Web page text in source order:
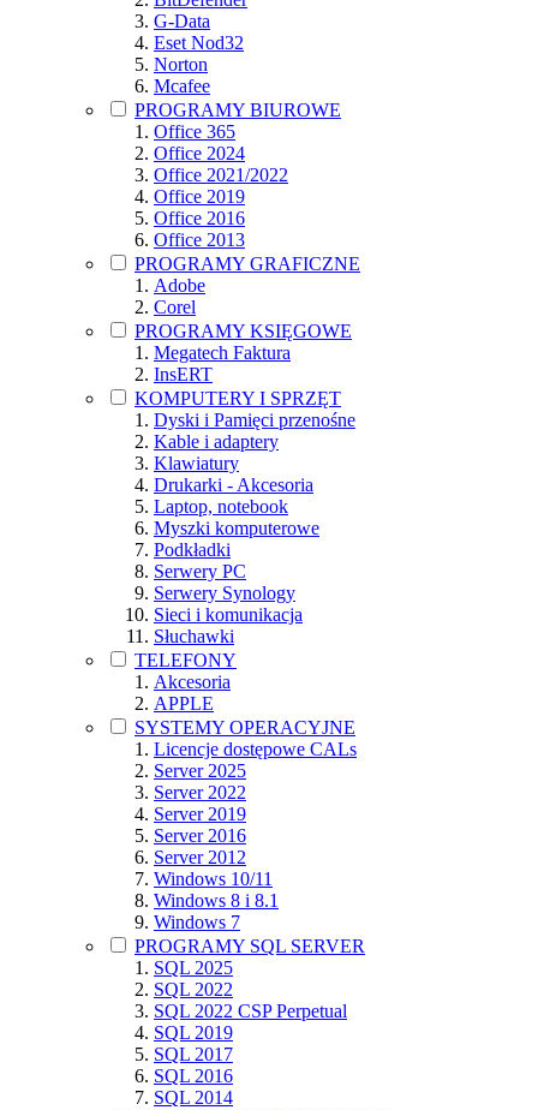
G-Data
Eset Nod32
Norton
Mcafee
PROGRAMY BIUROWE
Office 365
Office 2024
Office 2021/2022
Office 2019
Office 2016
Office 2013
PROGRAMY GRAFICZNE
Adobe
Corel
PROGRAMY KSIĘGOWE
Megatech Faktura
InsERT
KOMPUTERY I SPRZĘT
Dyski i Pamięci przenośne
Kable i adaptery
Klawiatury
Drukarki - Akcesoria
Laptop, notebook
Myszki komputerowe
Podkładki
Serwery PC
Serwery Synology
Sieci i komunikacja
Słuchawki
TELEFONY
Akcesoria
APPLE
SYSTEMY OPERACYJNE
Licencje dostępowe CALs
Server 2025
Server 2022
Server 2019
Server 2016
Server 2012
Windows 10/11
Windows 8 i 8.1
Windows 7
PROGRAMY SQL SERVER
SQL 2025
SQL 2022
SQL 2022 CSP Perpetual
SQL 2019
SQL 2017
SQL 2016
SQL 2014